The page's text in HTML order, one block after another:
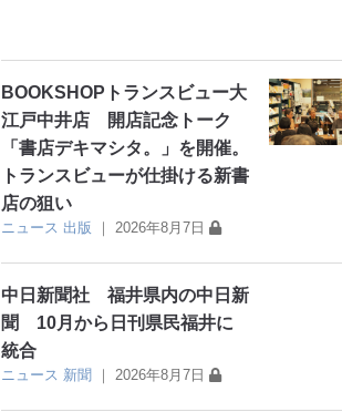
BOOKSHOPトランスビュー大
江戸中井店 開店記念トーク
「書店デキマシタ。」を開催。
トランスビューが仕掛ける新書
店の狙い
ニュース 出版 ｜2026年8月7日
中日新聞社 福井県内の中日新
聞 10月から日刊県民福井に
統合
ニュース 新聞 ｜2026年8月7日